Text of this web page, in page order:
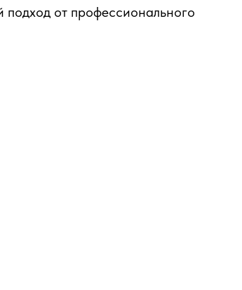
от профессионального